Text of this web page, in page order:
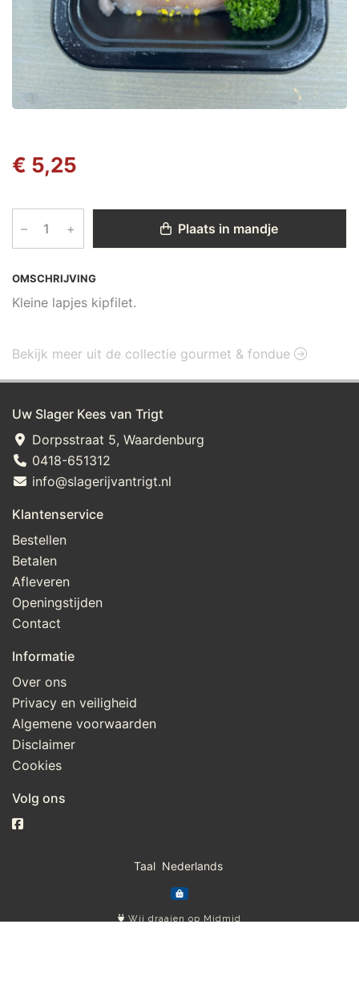
OMSCHRIJVING
Kleine lapjes kipfilet.
€ 5,25
– + Plaats in mandje
Bekijk meer uit de collectie gourmet & fondue
Uw Slager Kees van Trigt
Dorpsstraat 5, Waardenburg
0418-651312
info@slagerijvantrigt.nl
Klantenservice
Bestellen
Betalen
Afleveren
Openingstijden
Contact
Informatie
Over ons
Privacy en veiligheid
Algemene voorwaarden
Disclaimer
Cookies
Volg ons
Taal
Wij draaien op Midmid